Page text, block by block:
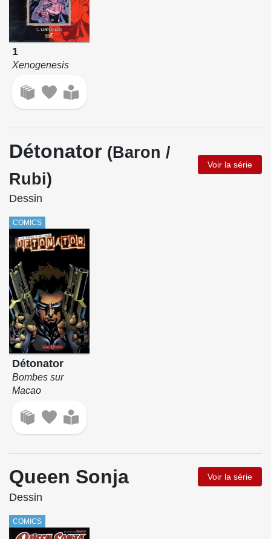
1
Xenogenesis
Détonator (Baron /
Rubi)
Voir la série
Dessin
COMICS
Détonator
Bombes sur
Macao
Queen Sonja Voir la série
Dessin
COMICS